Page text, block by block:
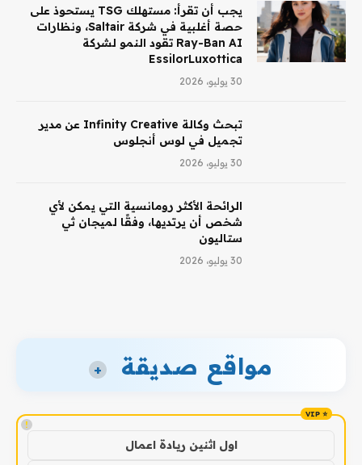
يجب أن تقرأ: مستهلك TSG يستحوذ على
حصة أغلبية في شركة Saltair، ونظارات
Ray-Ban AI تقود النمو لشركة
EssilorLuxottica
30 يوليو، 2026
تبحث وكالة Infinity Creative عن مدير
تجميل في لوس أنجلوس
30 يوليو، 2026
الرائحة الأكثر رومانسية التي يمكن لأي
شخص أن يرتديها، وفقًا لميجان ثي
ستاليون
30 يوليو، 2026
مواقع صديقة +
!
اول اثنين ريادة اعمال